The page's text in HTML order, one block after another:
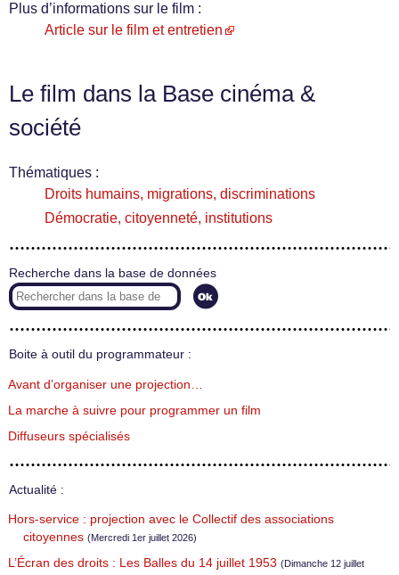
Plus d’informations sur le film :
Article sur le film et entretien
Le film dans la Base cinéma &
société
Thématiques :
Droits humains, migrations, discriminations
Démocratie, citoyenneté, institutions
Recherche dans la base de données
Boite à outil du programmateur :
Avant d’organiser une projection…
La marche à suivre pour programmer un film
Diffuseurs spécialisés
Actualité :
Hors-service : projection avec le Collectif des associations
citoyennes (Mercredi 1er juillet 2026)
L’Écran des droits : Les Balles du 14 juillet 1953 (Dimanche 12 juillet